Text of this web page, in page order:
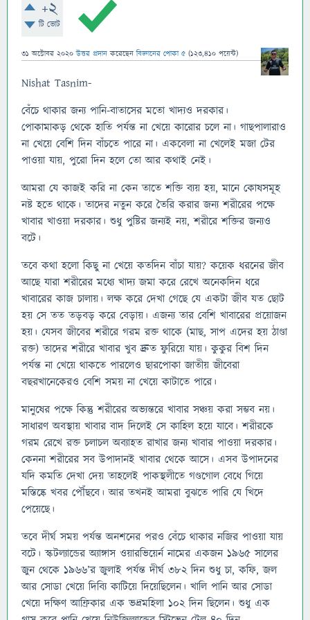
+2
টি ভোট
31 অক্টোবর 2020 উত্তর প্রদান করেছেনবিজ্ঞানের পোকা ৫ (123,410 পয়েন্ট)
Nishat Tasnim-
বেঁচে থাকার জন্য পানি-বাতাসের মতো খাদ্যও দরকার।
পোকামাকড় থেকে হাতি পর্যন্ত না খেয়ে কারোর চলে না। গাছপালারাও
না খেয়ে বেশি দিন বাঁচতে পারে না। একবেলা না খেলেই মজা টের
পাওয়া যায়, পুরো দিন হলে তো আর কথাই নেই।
আমরা যে কাজই করি না কেন তাতে শক্তি ব্যয় হয়, মানে কোষসমূহ
নষ্ট হতে থাকে। তাদের নতুন করে তৈরি করার জন্য শরীরের পক্ষে
খাবার খাওয়া দরকার। শুধু পুষ্টির জন্যই নয়, শরীরে শক্তির জন্যও
বটে।
তবে কথা হলো কিছু না খেয়ে কতদিন বাঁচা যায়? কয়েক ধরনের জীব
আছে যারা শরীরের মধ্যে খাদ্য জমা করে রেখে অনেকদিন ধরে
খাবারের কাজ চালায়। লক্ষ করে দেখা গেছে যে একটা জীব যত ছোট
হয় সে তত তড়বড় করে বেড়ায়। এজন্য তার বেশি খাবারের প্রয়োজন
হয়। যেসব জীবের শরীরে গরম রক্ত থাকে (মাছ, সাপ এদের হয় ঠাণ্ডা
রক্ত) তাদের শরীরে খাবার খুব দ্রুত ফুরিয়ে যায়। কুকুর বিশ দিন
পর্যন্ত না খেয়ে থাকতে পারলেও ছারপোকা জাতীয় জীবেরা
বছরখানেকেরও বেশি সময় না খেয়ে কাটাতে পারে।
মানুষের পক্ষে কিন্তু শরীরের অভ্যন্তরে খাবার সঞ্চয় করা সম্ভব নয়।
সাধারণ অবস্থায় খাবার বাদ দিলেই সে কাহিল হয়ে যাবে। শরীরকে
গরম রেখে রক্ত চলাচল অব্যাহত রাখার জন্য খাবার পাওয়া দরকার।
কেননা শরীরের সব উপাদানই খাবার থেকে আসে। এসব উপাদনের
যদি কমতি দেখা দেয় তাহলেই পাকস্থলীতে গণ্ডগোল বেধে গিয়ে
মস্তিষ্কে খবর পৌঁছবে। আর তখনই আমরা বুঝতে পারি যে খিদে
পেয়েছে।
তবে দীর্ঘ সময় পর্যন্ত অনশনের পরও বেঁচে থাকার নজির পাওয়া যায়
বটে। স্কটল্যান্ডের অ্যাঙ্গাস ওয়ারভিয়ের্ন নামের একজন ১৯৬৫ সালের
জুন থেকে ১৯৬৬’র জুলাই পর্যন্ত দীর্ঘ ৩৮২ দিন শুধু চা, কফি, জল
আর সোডা খেয়ে দিব্যি কাটিয়ে দিয়েছিলেন। খালি পানি আর সোডা
খেয়ে দক্ষিণ আফ্রিকার এক ভদ্রমহিলা ১০২ দিন ছিলেন। শুধু এক